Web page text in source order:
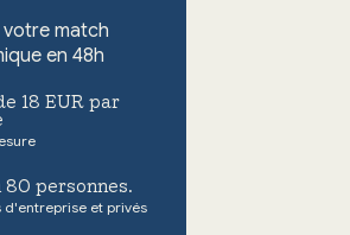
match
en 48h
18 EUR par
80 personnes.
d'entreprise et privés